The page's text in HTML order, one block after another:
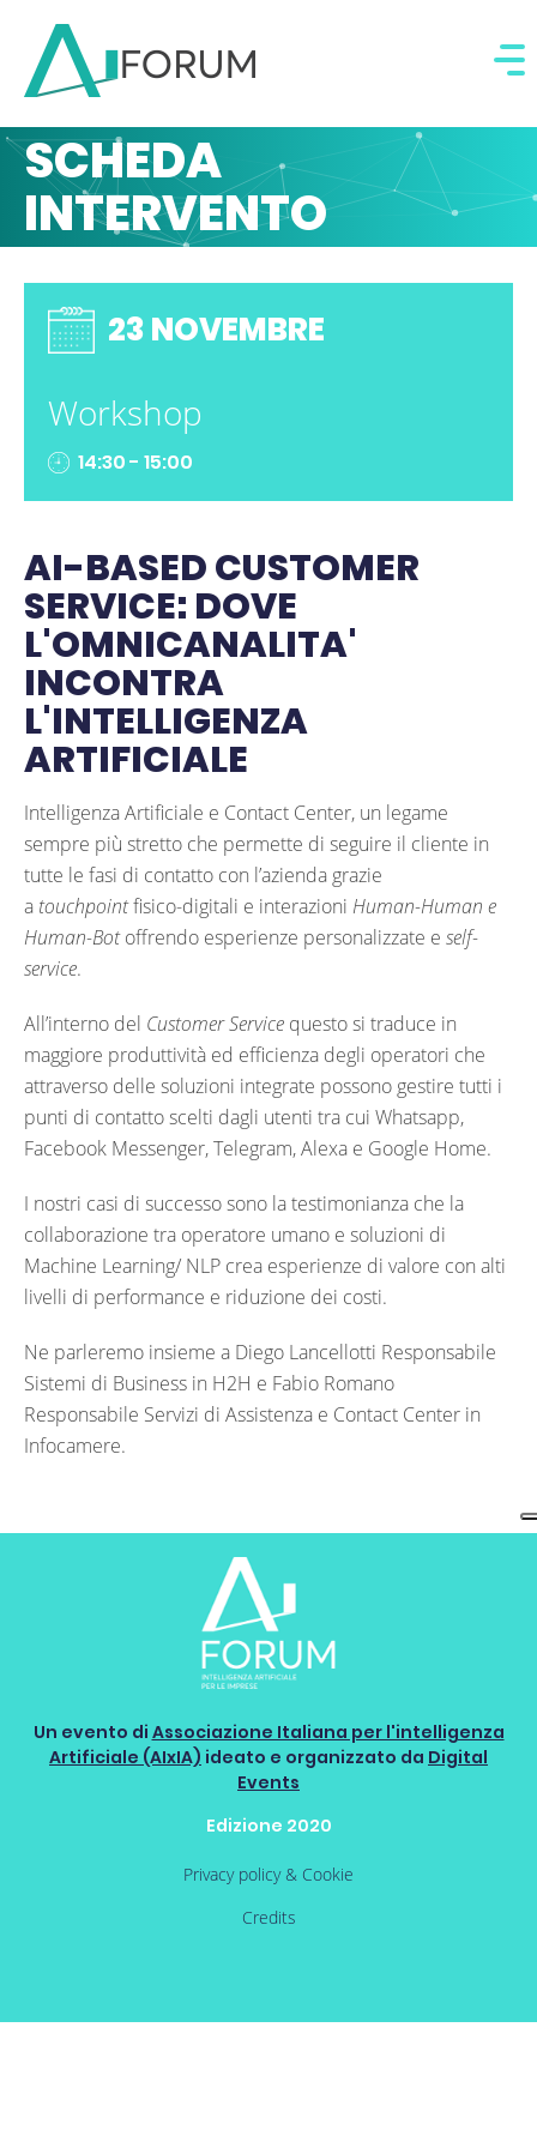
SCHEDA
INTERVENTO
23 NOVEMBRE
Workshop
14:30 - 15:00
AI-BASED CUSTOMER
SERVICE: DOVE
L'OMNICANALITA'
INCONTRA
L'INTELLIGENZA
ARTIFICIALE
Intelligenza Artificiale e Contact Center, un legame
sempre più stretto che permette di seguire il cliente in
tutte le fasi di contatto con l’azienda grazie
a touchpointfisico-digitali e interazioni Human-Human e
Human-Botoffrendo esperienze personalizzate e self-
service.
All’interno del Customer Service questo si traduce in
maggiore produttività ed efficienza degli operatori che
attraverso delle soluzioni integrate possono gestire tutti i
punti di contatto scelti dagli utenti tra cui Whatsapp,
Facebook Messenger, Telegram, Alexa e Google Home.
I nostri casi di successo sono la testimonianza che la
collaborazione tra operatore umano e soluzioni di
Machine Learning/ NLP crea esperienze di valore con alti
livelli di performance e riduzione dei costi.
Ne parleremo insieme a Diego Lancellotti Responsabile
Sistemi di Business in H2H e Fabio Romano
Responsabile Servizi di Assistenza e Contact Center in
Infocamere.
Un evento di Associazione Italiana per l'intelligenza
Artificiale (AIxIA) ideato e organizzato da Digital
Events
Edizione 2020
Privacy policy & Cookie
Credits